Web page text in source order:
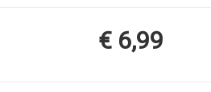
Prezzo
€ 6,99